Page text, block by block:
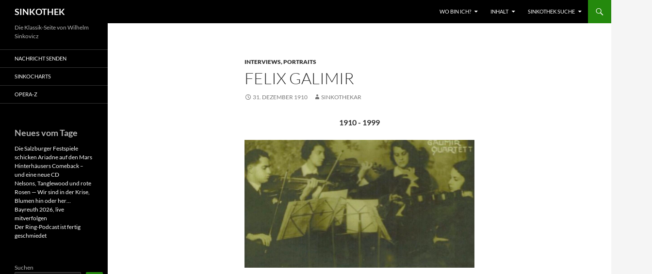
Inhalt
springen
SINKOTHEK WO BIN ICH? INHALT SINKOTHEK SUCHE
INTERVIEWS, PORTRAITS
FELIX GALIMIR
31. DEZEMBER 1910 SINKOTHEKAR
1910 - 1999
Die Klassik-Seite von Wilhelm
Sinkovicz
NACHRICHT SENDEN
SINKOCHARTS
OPERA-Z
Neues vom Tage
Die Salzburger Festspiele
schicken Ariadne auf den Mars
Hinterhäusers Comeback –
und eine neue CD
Nelsons, Tanglewood und rote
Rosen — Wir sind in der Krise,
Blumen hin oder her…
Bayreuth 2026, live
mitverfolgen
Der Ring-Podcast ist fertig
geschmiedet
Suchen